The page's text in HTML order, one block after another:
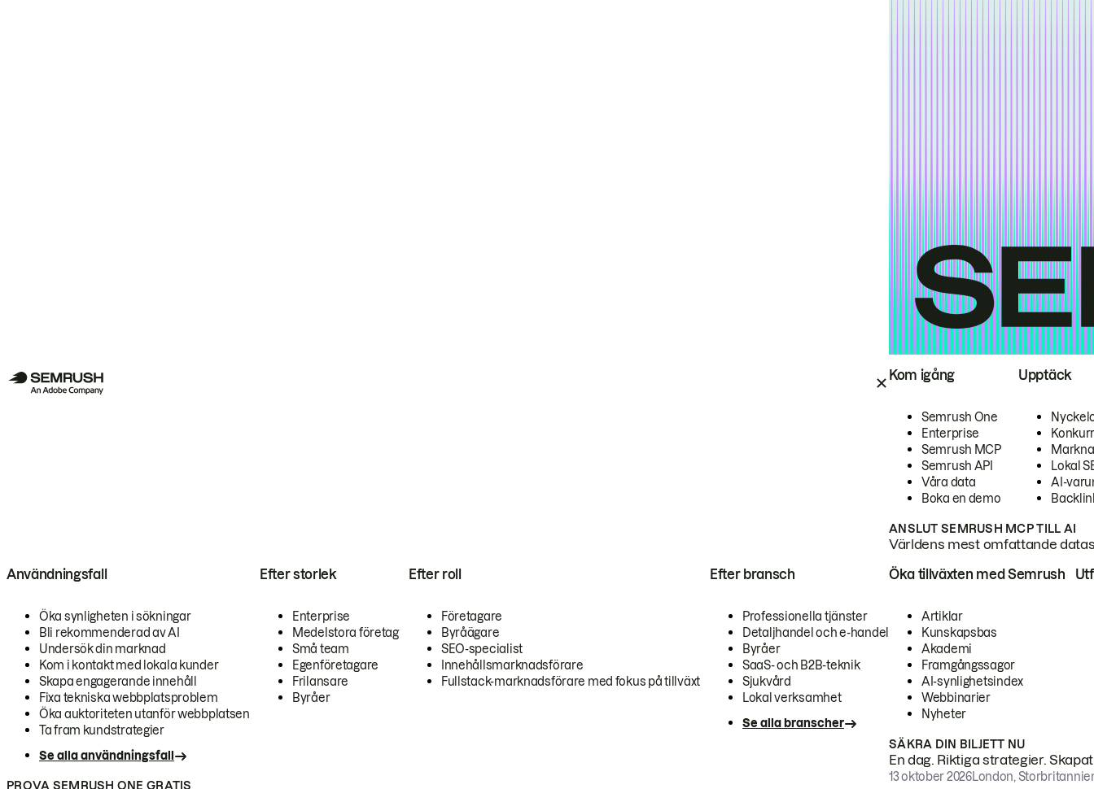
Kom igång
Semrush One
Enterprise
Semrush MCP
Semrush API
Våra data
Boka en demo
Upptäck
Lokal
AI-
ANSLUT SEMRUSH MCP TILL AI
Världens mest omfattande
Användningsfall
Öka synligheten i sökningar
Bli rekommenderad av AI
Undersök din marknad
Kom i kontakt med lokala kunder
Skapa engagerande innehåll
Fixa tekniska webbplatsproblem
Öka auktoriteten utanför webbplatsen
Ta fram kundstrategier
Se alla användningsfall
Efter storlek
Enterprise
Medelstora företag
Små team
Egenföretagare
Frilansare
Byråer
Efter roll
Företagare
Byråägare
SEO-specialist
Innehållsmarknadsförare
Fullstack-marknadsförare med fokus på tillväxt
Efter bransch
Professionella tjänster
Detaljhandel och e-handel
Byråer
SaaS- och B2B-teknik
Sjukvård
Lokal verksamhet
Se alla branscher
PROVA SEMRUSH ONE GRATIS
Öka tillväxten med Semrush
Artiklar
Kunskapsbas
Akademi
Framgångssagor
AI-synlighetsindex
Webbinarier
Nyheter
SÄKRA DIN BILJETT NU
En dag. Riktiga strategier.
13 oktober 2026London,